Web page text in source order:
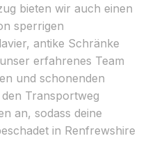
bieten wir auch einen
sperrigen
antike Schränke
erfahrenes Team
und schonenden
Transportweg
an, sodass deine
in Renfrewshire